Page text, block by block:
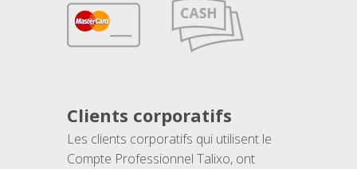
Clients corporatifs
Les clients corporatifs qui utilisent le
Compte Professionnel Talixo, ont